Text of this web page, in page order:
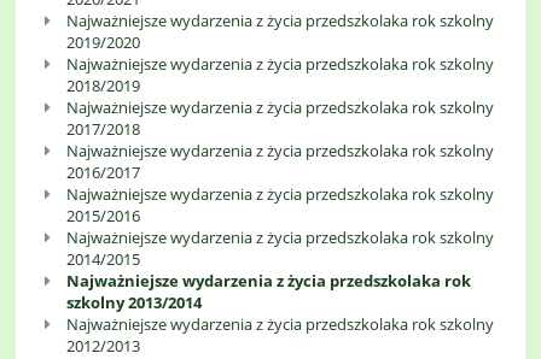
Najważniejsze wydarzenia z życia przedszkolaka rok szkolny
2019/2020
Najważniejsze wydarzenia z życia przedszkolaka rok szkolny
2018/2019
Najważniejsze wydarzenia z życia przedszkolaka rok szkolny
2017/2018
Najważniejsze wydarzenia z życia przedszkolaka rok szkolny
2016/2017
Najważniejsze wydarzenia z życia przedszkolaka rok szkolny
2015/2016
Najważniejsze wydarzenia z życia przedszkolaka rok szkolny
2014/2015
Najważniejsze wydarzenia z życia przedszkolaka rok
szkolny 2013/2014
Najważniejsze wydarzenia z życia przedszkolaka rok szkolny
2012/2013